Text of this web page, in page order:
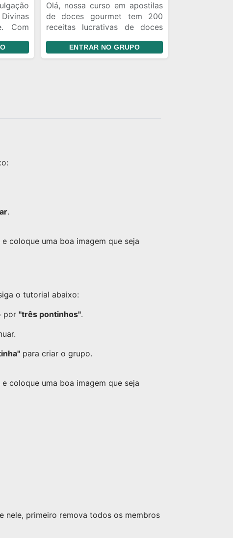
Com
de
das
mais
de
Olá, nossa curso em apostilas
de doces gourmet tem 200
receitas lucrativas de doces
tem receitas de bolo de pote
deste a massa até a
ENTRAR NO GRUPO
.
coloque uma boa imagem que seja
o tutorial abaixo:
por "três pontinhos".
para criar o grupo.
coloque uma boa imagem que seja
nele, primeiro remova todos os membros